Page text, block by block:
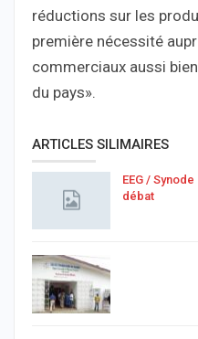
réductions sur les
première nécessité
commerciaux aussi
du pays».
ARTICLES SILIMAIRES
EEG /
débat